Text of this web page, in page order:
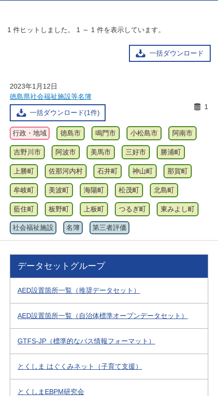
1 件ヒットしました。 1 ～ 1 件を表示しています。
一括ダウンロード
2023年1月12日
徳島県社会福祉施設等名簿
一括ダウンロード(1件)
1
行政・地域 徳島市 鳴門市 小松島市 阿南市
吉野川市 阿波市 美馬市 三好市 勝浦町
上勝町 佐那河内村 石井町 神山町 那賀町
牟岐町 美波町 海陽町 松茂町 北島町
藍住町 板野町 上板町 つるぎ町 東みよし町
社会福祉施設 名簿 第三者評価
データセットグループ
AED設置箇所一覧（推奨データセット）
AED設置箇所一覧（自治体標準オープンデータセット）
GTFS-JP（標準的なバス情報フォーマット）
とくしま はぐくみネット（子育て支援）
とくしまEBPM研究会